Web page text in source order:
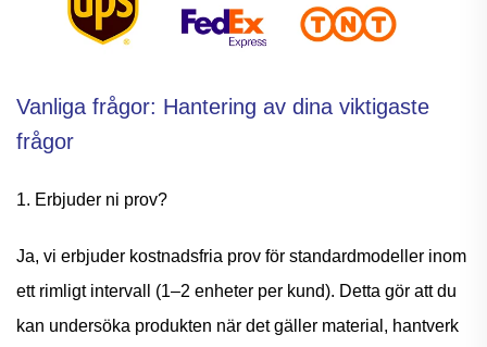
Vanliga frågor: Hantering av dina viktigaste
frågor
1. Erbjuder ni prov?
Ja, vi erbjuder kostnadsfria prov för standardmodeller inom
ett rimligt intervall (1–2 enheter per kund). Detta gör att du
kan undersöka produkten när det gäller material, hantverk